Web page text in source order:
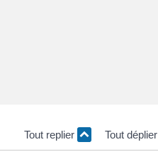
Tout replier Tout déplier